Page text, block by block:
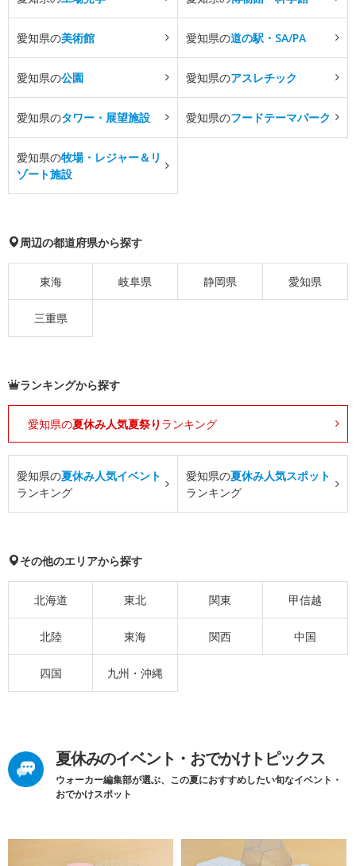
愛知県の美術館 愛知県の道の駅・SA/PA
愛知県の公園 愛知県のアスレチック
愛知県のタワー・展望施設 愛知県のフードテーマパーク
愛知県の牧場・レジャー＆リ
ゾート施設
周辺の都道府県から探す
東海 岐阜県 静岡県 愛知県
三重県
ランキングから探す
愛知県の夏休み人気夏祭り ランキング
愛知県の夏休み人気イベント
ランキング
愛知県の夏休み人気スポット
ランキング
その他のエリアから探す
北海道 東北 関東 甲信越
北陸 東海 関西 中国
四国 九州・沖縄
夏休みのイベント・おでかけトピックス
ウォーカー編集部が選ぶ、この夏におすすめしたい旬なイベント・
おでかけスポット